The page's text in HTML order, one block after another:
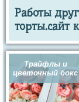
Работы
торты.сайт
Трайфлы и
цветочный бокс